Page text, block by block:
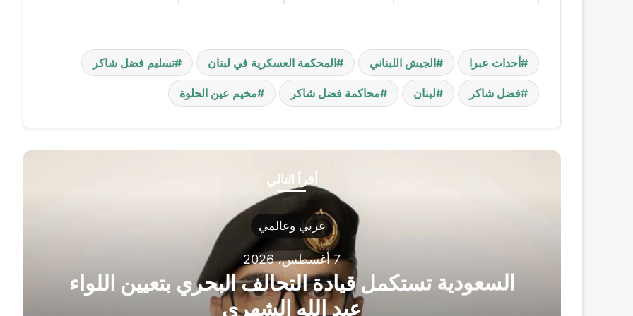
أحداث عبرا الجيش اللبناني المحكمة العسكرية في لبنان تسليم فضل شاكر
فضل شاكر لبنان محاكمة فضل شاكر مخيم عين الحلوة
أقرأ التالي
عربي وعالمي
7 أغسطس، 2026
السعودية تستكمل قيادة التحالف البحري بتعيين اللواء
عبد الله الشهري